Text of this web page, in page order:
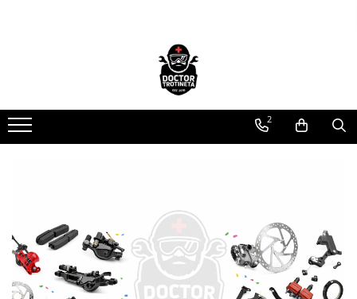
Toate produsele
Piese de schimb
https://www.doctortrotineta.ro/electrica
Motoare
Cabluri
BMS
2